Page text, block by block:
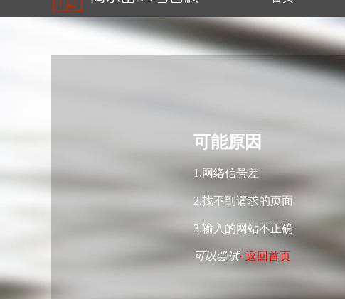
可能原因
1.网络信号差
2.找不到请求的页面
3.输入的网站不正确
可以尝试· 返回首页